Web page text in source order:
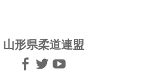
山形県柔道連盟